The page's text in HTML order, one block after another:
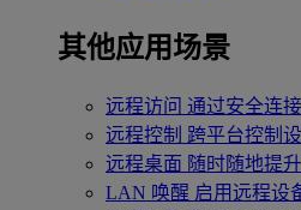
其他应用场景
远程访问 通过安全连
远程控制 跨平台控制
远程桌面 随时随地提
LAN 唤醒 启用远程设